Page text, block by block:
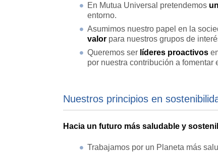
En Mutua Universal pretendemos
entorno.
Asumimos nuestro papel en la
valor para nuestros grupos de
Queremos ser líderes proactivos
por nuestra contribución a fomentar
Nuestros principios en
Hacia un futuro más saludable y
Trabajamos por un Planeta más